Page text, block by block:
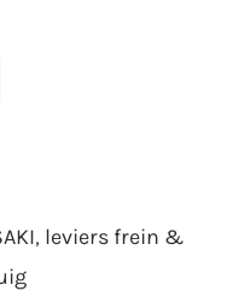
leviers frein &